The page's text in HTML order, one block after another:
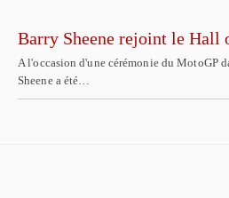
Barry Sheene rejoint le Hall
A l'occasion d'une cérémonie du MotoGP
Sheene a été…